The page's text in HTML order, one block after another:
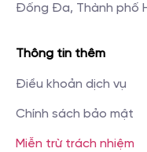
Đống Đa, Thành phố
Thông tin thêm
Điều khoản dịch vụ
Chính sách bảo mật
Miễn trừ trách nhiệm